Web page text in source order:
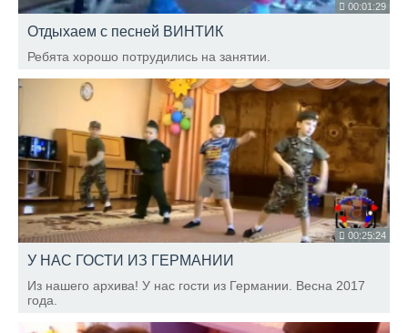
00:01:29
Отдыхаем с песней ВИНТИК
Ребята хорошо потрудились на занятии.
00:25:24
У НАС ГОСТИ ИЗ ГЕРМАНИИ
Из нашего архива! У нас гости из Германии. Весна 2017
года.